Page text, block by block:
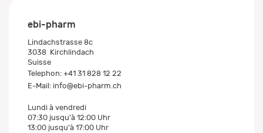
ebi-pharm
Lindachstrasse 8c
3038 Kirchlindach
Suisse
Telephon: +41 31 828 12 22
E-Mail: info@ebi-pharm.ch
Lundi à vendredi
07:30 jusqu'à 12:00 Uhr
13:00 jusqu'à 17:00 Uhr